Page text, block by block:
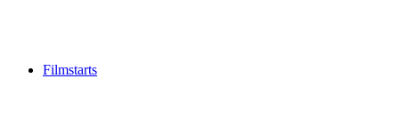
Filmstarts